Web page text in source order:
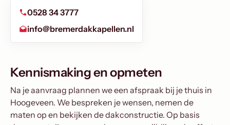
0528 34 3777
info@bremerdakkapellen.nl
Kennismaking en opmeten
Na je aanvraag plannen we een afspraak bij je thuis in
Hoogeveen. We bespreken je wensen, nemen de
maten op en bekijken de dakconstructie. Op basis